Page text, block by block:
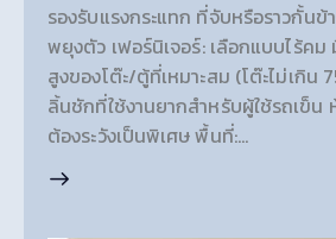
รองรับแรงกระแทก ที่จับหรือราวกั้นข้
พยุงตัว เฟอร์นิเจอร์: เลือกแบบไร้คม
สูงของโต๊ะ/ตู้ที่เหมาะสม (โต๊ะไม่เกิน
ลิ้นชักที่ใช้งานยากสำหรับผู้ใช้รถเข็น
ต้องระวังเป็นพิเศษ พื้นที่:…